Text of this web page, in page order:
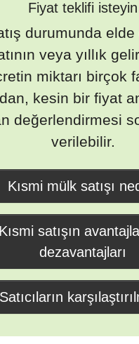
Fiyat teklifi isteyin
durumunda
veya yıllık
miktarı birçok
kesin bir fiyat
değerlendirmesi
verilebilir.
Kısmi mülk satışı
Kısmi satışın
dezavantajları
Satıcıların